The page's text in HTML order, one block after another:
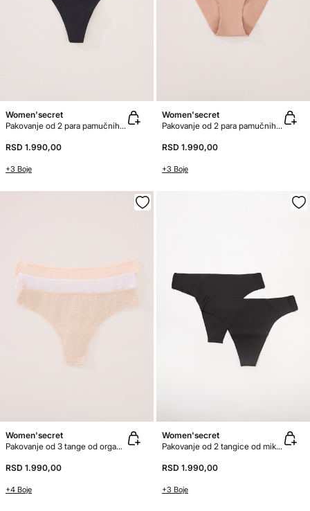
Women'secret
Pakovanje od 2 para pamučnih tangica bez šavova
RSD 1.990,00
+3 Boje
Women'secret
Pakovanje od 2 para pamučnih gaćica
RSD 1.990,00
+3 Boje
Women'secret
Pakovanje od 3 tange od organski pamuk
RSD 1.990,00
+4 Boje
Women'secret
Pakovanje od 2 tangice od mikrovlakna
RSD 1.990,00
+3 Boje